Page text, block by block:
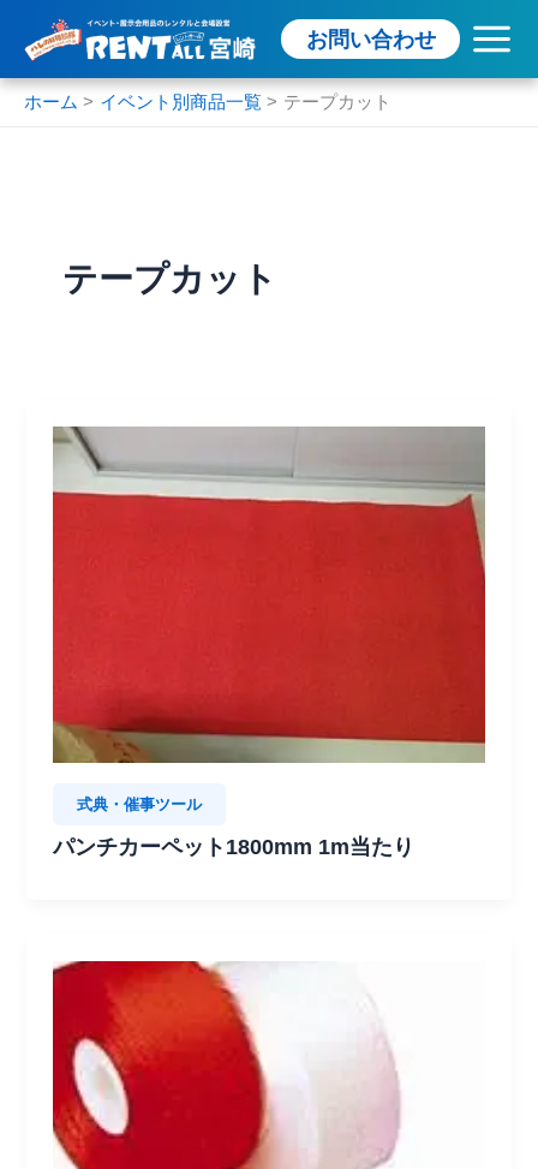
お問い合わせ
ホーム イベント別商品一覧 テープカット
テープカット
式典・催事ツール
パンチカーペット1800mm 1m当たり